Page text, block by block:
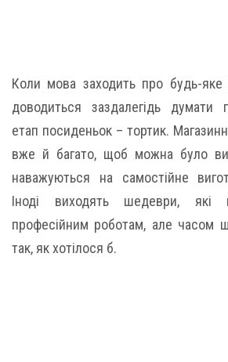
Коли мова заходить про будь-яке
доводиться заздалегідь думати
етап посиденьок – тортик.
вже й багато, щоб можна було
наважуються на самостійне
Іноді виходять шедеври, які
професійним роботам, але часом
так, як хотілося б.